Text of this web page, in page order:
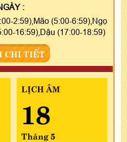
:
2:59),Mão (5:00-6:59),Ngọ
16:59),Dậu (17:00-18:59)
CHI TIẾT
LỊCH ÂM
18
Tháng 5